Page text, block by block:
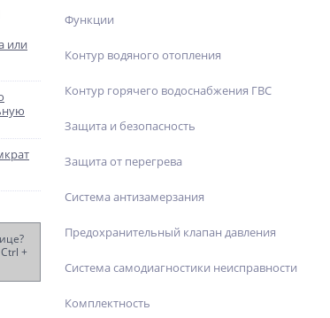
%
или
+
Функции
Контур водяного отопления
Контур горячего водоснабжения ГВС
Защита и безопасность
Защита от перегрева
Система антизамерзания
Предохранительный клапан давления
Система самодиагностики неисправности
Комплектность